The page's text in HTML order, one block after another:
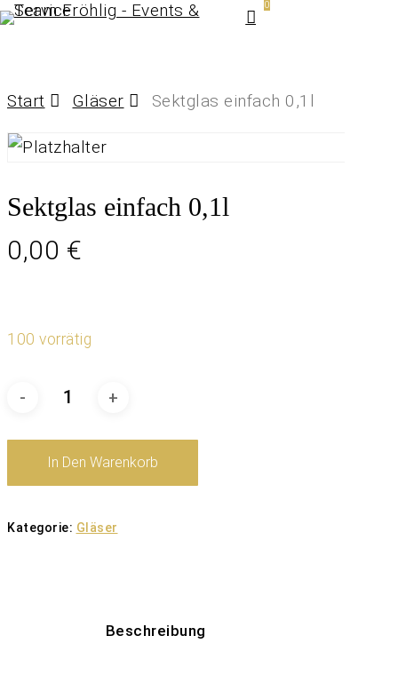
Skip
content
0
Menu
Start Gläser Sektglas einfach 0,1l
Sektglas einfach 0,1l
0,00 €
100 vorrätig
In Den Warenkorb
Kategorie: Gläser
Beschreibung